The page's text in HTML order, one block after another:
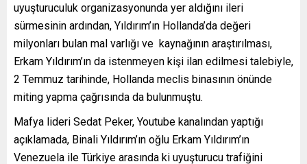
uyuşturuculuk organizasyonunda yer aldığını ileri
sürmesinin ardından, Yıldırım’ın Hollanda’da değeri
milyonları bulan mal varlığı ve kaynağının araştırılması,
Erkam Yıldırım’ın da istenmeyen kişi ilan edilmesi talebiyle,
2 Temmuz tarihinde, Hollanda meclis binasının önünde
miting yapma çağrısında da bulunmuştu.
Mafya lideri Sedat Peker, Youtube kanalından yaptığı
açıklamada, Binali Yıldırım’ın oğlu Erkam Yıldırım’ın
Venezuela ile Türkiye arasında ki uyuşturucu trafiğini